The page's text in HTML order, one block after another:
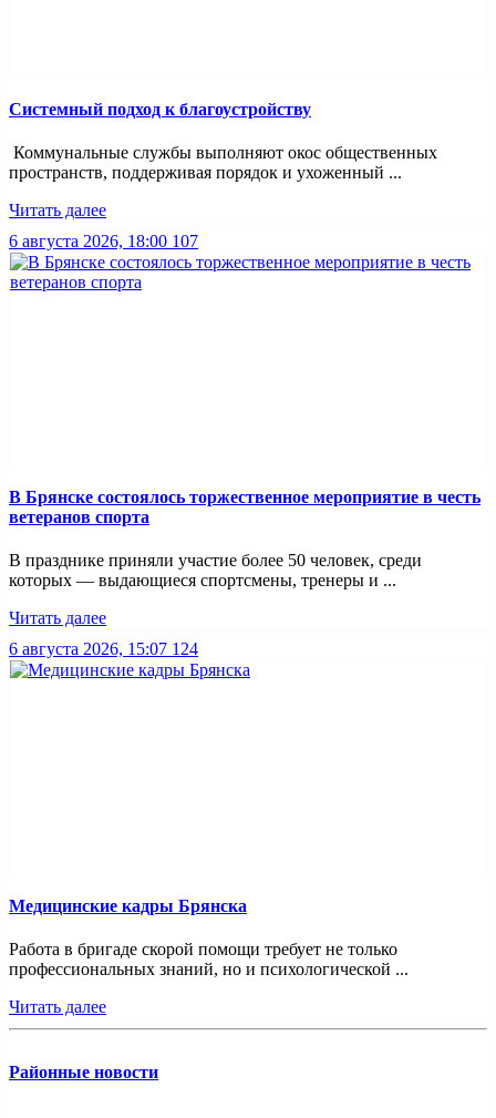
Системный подход к благоустройству
Коммунальные службы выполняют окос общественных
пространств, поддерживая порядок и ухоженный ...
Читать далее
6 августа 2026, 18:00 107
В Брянске состоялось торжественное мероприятие в честь
ветеранов спорта
В празднике приняли участие более 50 человек, среди
которых — выдающиеся спортсмены, тренеры и ...
Читать далее
6 августа 2026, 15:07 124
Медицинские кадры Брянска
Работа в бригаде скорой помощи требует не только
профессиональных знаний, но и психологической ...
Читать далее
Районные новости